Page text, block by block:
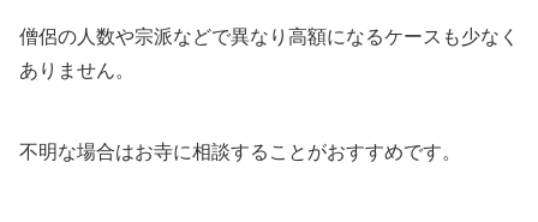
僧侶の人数や宗派などで異なり高額になるケースも少なく
ありません。
不明な場合はお寺に相談することがおすすめです。